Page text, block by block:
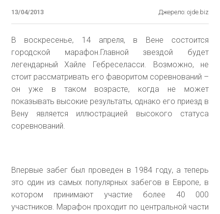
13/04/2013 Джерело: ojde.biz
В воскресенье, 14 апреля, в Вене состоится
городской марафон.Главной звездой будет
легендарный Хайле Гебреселасси. Возможно, не
стоит рассматривать его фаворитом соревнований –
он уже в таком возрасте, когда не может
показывать высокие результаты, однако его приезд в
Вену является иллюстрацией высокого статуса
соревнований.
Впервые забег был проведен в 1984 году, а теперь
это один из самых популярных забегов в Европе, в
котором принимают участие более 40 000
участников. Марафон проходит по центральной части